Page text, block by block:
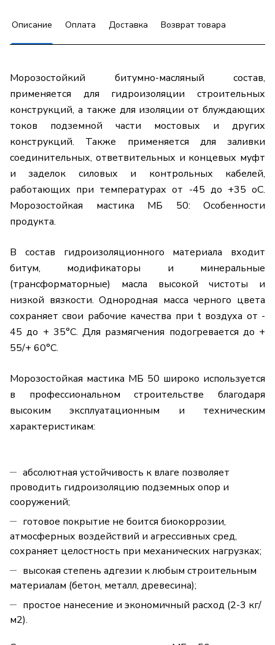
Описание Оплата Доставка Возврат товара
Морозостойкий битумно-масляный состав,
применяется для гидроизоляции строительных
конструкций, а также для изоляции от блуждающих
токов подземной части мостовых и других
конструкций. Также применяется для заливки
соединительных, ответвительных и концевых муфт
и заделок силовых и контрольных кабелей,
работающих при температурах от -45 до +35 оС.
Морозостойкая мастика МБ 50: Особенности
продукта.
В состав гидроизоляционного материала входит
битум, модификаторы и минеральные
(трансформаторные) масла высокой чистоты и
низкой вязкости. Однородная масса черного цвета
сохраняет свои рабочие качества при t воздуха от -
45 до + 35°С. Для размягчения подогревается до +
55/+ 60°С.
Морозостойкая мастика МБ 50 широко используется
в профессиональном строительстве благодаря
высоким эксплуатационным и техническим
характеристикам:
абсолютная устойчивость к влаге позволяет
проводить гидроизоляцию подземных опор и
сооружений;
готовое покрытие не боится биокоррозии,
атмосферных воздействий и агрессивных сред,
сохраняет целостность при механических нагрузках;
высокая степень адгезии к любым строительным
материалам (бетон, металл, древесина);
простое нанесение и экономичный расход (2-3 кг/
м2).